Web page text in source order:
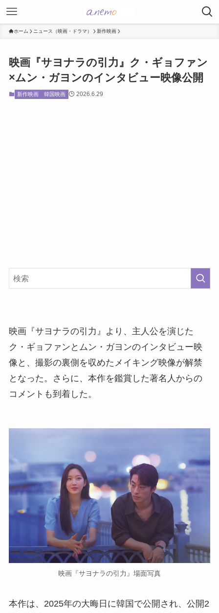
ホーム ニュース（映画・ドラマ） 新作映画
映画『サヨナラの引力』ク・ギョファン
×ムン・ガヨンのインタビュー映像公開
新作映画 韓国映画 2026.6.29
映画『サヨナラの引力』より、主人公を演じた
ク・ギョファンとムン・ガヨンのインタビュー映
像と、撮影の裏側を収めたメイキング映像が解禁
となった。さらに、本作を鑑賞した著名人からの
コメントも到着した。
映画『サヨナラの引力』場面写真
本作は、2025年の大晦日に韓国で公開され、公開2